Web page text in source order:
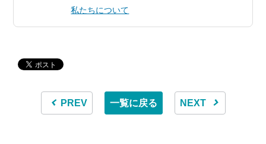
私たちについて
PREV 一覧に戻る NEXT